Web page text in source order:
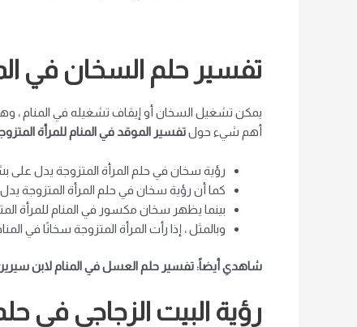
تفسير حلم السخان في
يمكن تشغيل السخان أو إيقاف تشغيله في المنام ،
أهم شيء حولتفسير الموقد في المنام للمرأة
رؤية سخان في حلم المرأة المتزوجة يدل على
كما أن رؤية سخان في حلم المرأة المتزوجة
بينما يظهر سخان مكسور في المنام للمرأة
وبالمثل ، إذا رأت المرأة المتزوجة سخانًا
شاهدي أيضاً: تفسير حلم العسل في المنام لابن سيرين
رؤية البيت الزجاجي في حلم